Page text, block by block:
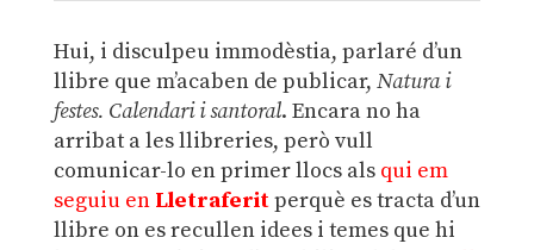
Hui, i disculpeu immodèstia, parlaré d’un
llibre que m’acaben de publicar, Natura i
festes. Calendari i santoral. Encara no ha
arribat a les llibreries, però vull
comunicar-lo en primer llocs als qui em
seguiu en Lletraferitperquè es tracta d’un
llibre on es recullen idees i temes que hi